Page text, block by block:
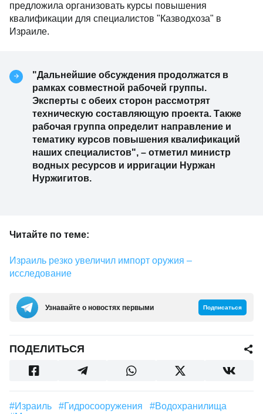
предложила организовать курсы повышения
квалификации для специалистов "Казводхоза" в
Израиле.
"Дальнейшие обсуждения продолжатся в
рамках совместной рабочей группы.
Эксперты с обеих сторон рассмотрят
техническую составляющую проекта. Также
рабочая группа определит направление и
тематику курсов повышения квалификаций
наших специалистов", – отметил министр
водных ресурсов и ирригации Нуржан
Нуржигитов.
Читайте по теме:
Израиль резко увеличил импорт оружия –
исследование
Узнавайте о новостях первыми Подписаться
ПОДЕЛИТЬСЯ
#Израиль #гидросооружения
#водохранилища